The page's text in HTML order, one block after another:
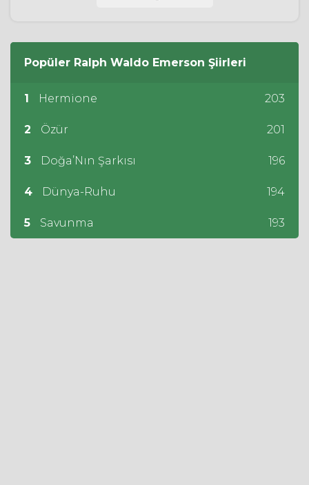
Popüler Ralph Waldo Emerson Şiirleri
1 Hermione 203
2 Özür 201
3 Doğa’Nın Şarkısı 196
4 Dünya-Ruhu 194
5 Savunma 193